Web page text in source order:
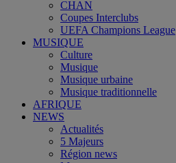
CHAN
Coupes Interclubs
UEFA Champions League
MUSIQUE
Culture
Musique
Musique urbaine
Musique traditionnelle
AFRIQUE
NEWS
Actualités
5 Majeurs
Région news